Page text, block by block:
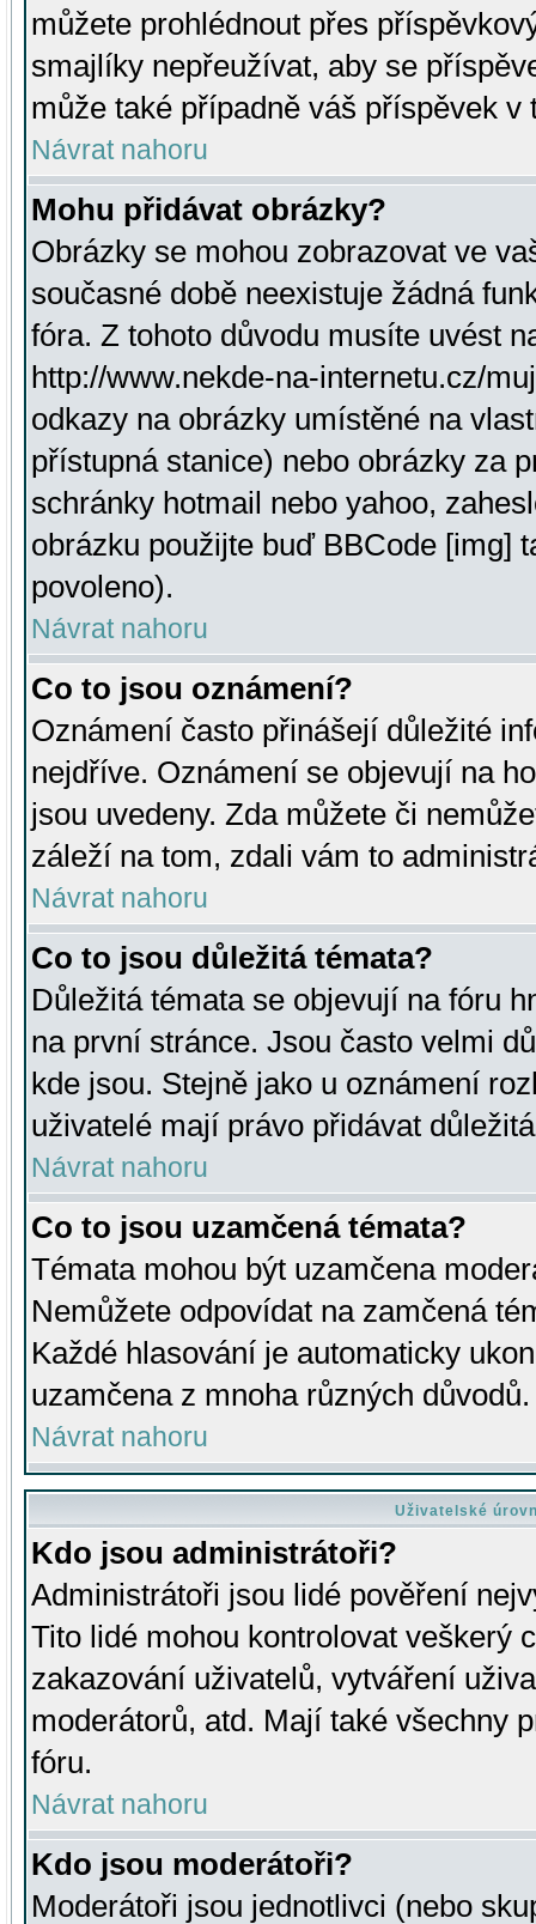
můžete prohlédnout přes
smajlíky nepřeužívat, aby se
může také případně váš příspěvek v
Návrat nahoru
Mohu přidávat obrázky?
Obrázky se mohou zobrazovat ve
současné době neexistuje žádná
fóra. Z tohoto důvodu musíte uvést
http://www.nekde-na-internetu.cz/
odkazy na obrázky umístěné na
přístupná stanice) nebo obrázky za
schránky hotmail nebo yahoo,
obrázku použijte buď BBCode [img]
povoleno).
Návrat nahoru
Co to jsou oznámení?
Oznámení často přinášejí důležité
nejdříve. Oznámení se objevují na
jsou uvedeny. Zda můžete či
záleží na tom, zdali vám to
Návrat nahoru
Co to jsou důležitá témata?
Důležitá témata se objevují na fóru
na první stránce. Jsou často velmi
kde jsou. Stejně jako u oznámení
uživatelé mají právo přidávat
Návrat nahoru
Co to jsou uzamčená témata?
Témata mohou být uzamčena
Nemůžete odpovídat na zamčená
Každé hlasování je automaticky
uzamčena z mnoha různých důvodů.
Návrat nahoru
Uživatelské
Kdo jsou administrátoři?
Administrátoři jsou lidé pověření
Tito lidé mohou kontrolovat veškerý
zakazování uživatelů, vytváření
moderátorů, atd. Mají také všechny
fóru.
Návrat nahoru
Kdo jsou moderátoři?
Moderátoři jsou jednotlivci (nebo